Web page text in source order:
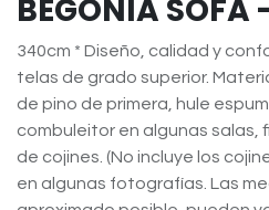
BEGONIA SOFA
340cm * Diseño, calidad y
telas de grado superior.
de pino de primera, hule
combuleitor en algunas salas,
de cojines. (No incluye los
en algunas fotografías. Las